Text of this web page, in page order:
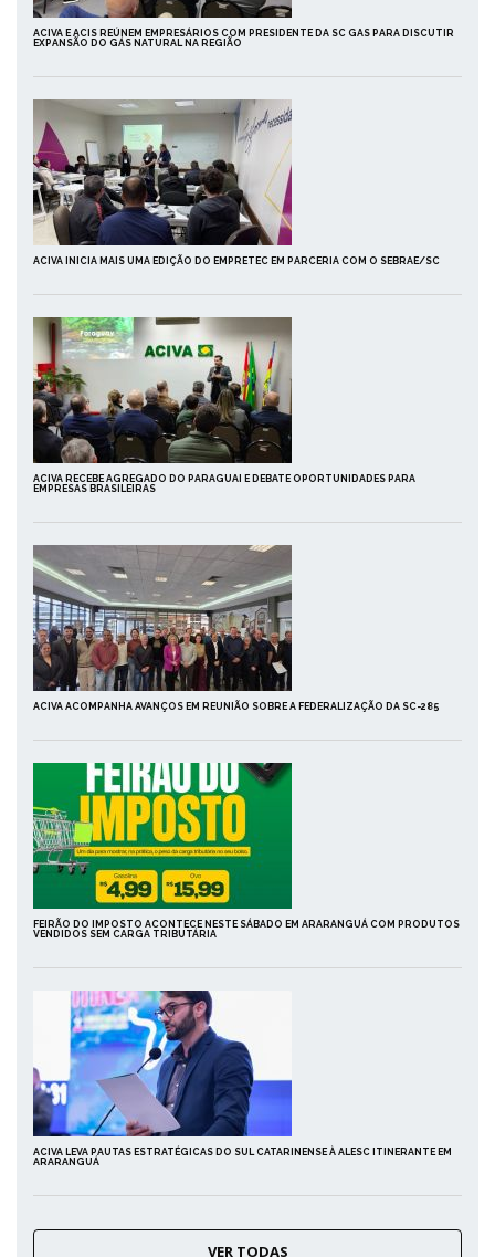
ACIVA E ACIS REÚNEM EMPRESÁRIOS COM PRESIDENTE DA SC GAS PARA DISCUTIR
EXPANSÃO DO GÁS NATURAL NA REGIÃO
ACIVA INICIA MAIS UMA EDIÇÃO DO EMPRETEC EM PARCERIA COM O SEBRAE/SC
ACIVA RECEBE AGREGADO DO PARAGUAI E DEBATE OPORTUNIDADES PARA
EMPRESAS BRASILEIRAS
ACIVA ACOMPANHA AVANÇOS EM REUNIÃO SOBRE A FEDERALIZAÇÃO DA SC-285
FEIRÃO DO IMPOSTO ACONTECE NESTE SÁBADO EM ARARANGUÁ COM PRODUTOS
VENDIDOS SEM CARGA TRIBUTÁRIA
ACIVA LEVA PAUTAS ESTRATÉGICAS DO SUL CATARINENSE À ALESC ITINERANTE EM
ARARANGUÁ
VER TODAS